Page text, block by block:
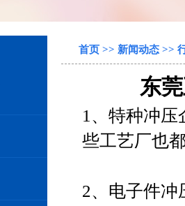
首页 >> 新闻动态 >>
东
1、特种冲
些工艺厂也
2、电子件冲